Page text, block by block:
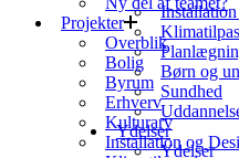
Børn og
Sundhed
Ydelser
Ydelser
Projekter
Overblik
Bolig
Byrum
Erhverv
Kulturarv
Installation og